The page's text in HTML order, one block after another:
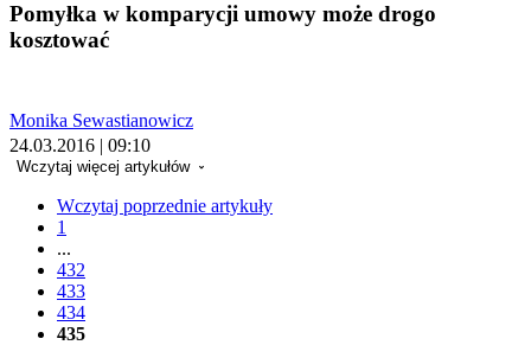
Pomyłka w komparycji umowy może drogo
kosztować
Monika Sewastianowicz
24.03.2016 | 09:10
Wczytaj więcej artykułów
Wczytaj poprzednie artykuły
1
...
432
433
434
435